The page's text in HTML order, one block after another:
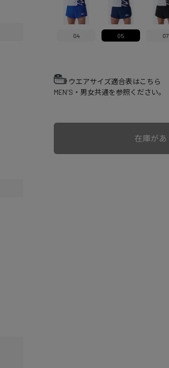
04 05 07
ウエアサイズ適合表はこちら
MEN'S・男女共通を参照ください。
在庫が